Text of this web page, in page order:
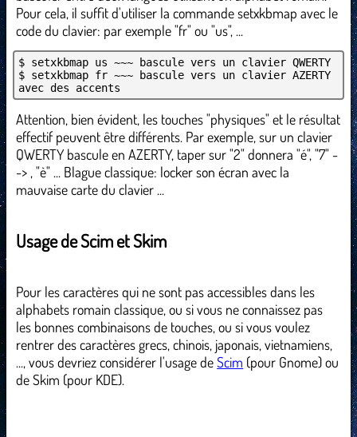
Pour cela, il suffit d'utiliser la commande setxkbmap avec le
code du clavier: par exemple "fr" ou "us", ...
$ setxkbmap us ~~~ bascule vers un clavier QWERTY
$ setxkbmap fr ~~~ bascule vers un clavier AZERTY
avec des accents
Attention, bien évident, les touches "physiques" et le résultat
effectif peuvent être différents. Par exemple, sur un clavier
QWERTY bascule en AZERTY, taper sur "2" donnera "é", "7" -
-> , "è" ... Blague classique: locker son écran avec la
mauvaise carte du clavier ...
Usage de Scim et Skim
Pour les caractères qui ne sont pas accessibles dans les
alphabets romain classique, ou si vous ne connaissez pas
les bonnes combinaisons de touches, ou si vous voulez
rentrer des caractères grecs, chinois, japonais, vietnamiens,
..., vous devriez considérer l'usage deScim (pour Gnome) ou
de Skim (pour KDE).